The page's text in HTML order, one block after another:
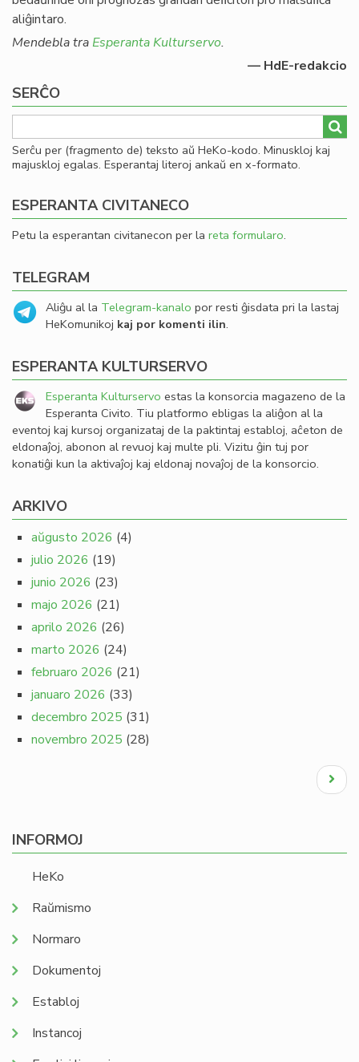
aliĝintaro.
Mendebla traEsperanta Kulturservo.
— HdE-redakcio
SERĈO
Serĉu per (fragmento de) teksto aŭ HeKo-kodo. Minuskloj kaj
majuskloj egalas. Esperantaj literoj ankaŭ en x-formato.
ESPERANTA CIVITANECO
Petu la esperantan civitanecon per la reta formularo.
TELEGRAM
Aliĝu al la Telegram-kanalo por resti ĝisdata pri la lastaj
HeKomunikoj kaj por komenti ilin.
ESPERANTA KULTURSERVO
Esperanta Kulturservo estas la konsorcia magazeno de la
Esperanta Civito. Tiu platformo ebligas la aliĝon al la
eventoj kaj kursoj organizataj de la paktintaj establoj, aĉeton de
eldonaĵoj, abonon al revuoj kaj multe pli. Vizitu ĝin tuj por
konatiĝi kun la aktivaĵoj kaj eldonaj novaĵoj de la konsorcio.
ARKIVO
aŭgusto 2026 (4)
julio 2026 (19)
junio 2026 (23)
majo 2026 (21)
aprilo 2026 (26)
marto 2026 (24)
februaro 2026 (21)
januaro 2026 (33)
decembro 2025 (31)
novembro 2025 (28)
Next
page
INFORMOJ
HeKo
Raŭmismo
Normaro
Dokumentoj
Establoj
Instancoj